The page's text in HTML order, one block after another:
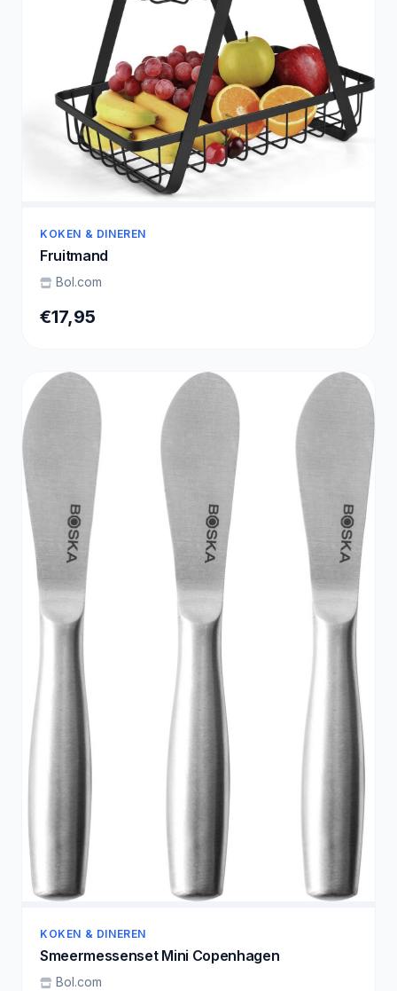
KOKEN & DINEREN
Fruitmand
Bol.com
€17,95
KOKEN & DINEREN
Smeermessenset Mini Copenhagen
Bol.com